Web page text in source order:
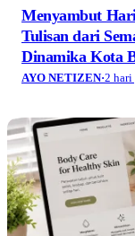
Menyambut
Tulisan dari
Dinamika Kota
AYO NETIZEN·2